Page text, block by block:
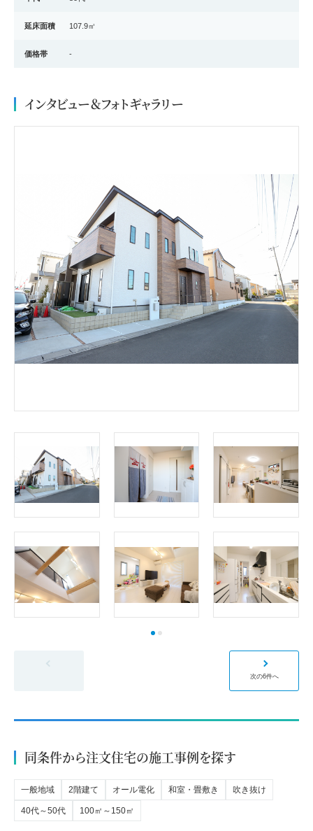
延床面積 107.9㎡
価格帯 -
インタビュー＆フォトギャラリー
次の6件へ
同条件から注文住宅の施工事例を探す
一般地域 2階建て オール電化 和室・畳敷き 吹き抜け
40代～50代 100㎡～150㎡